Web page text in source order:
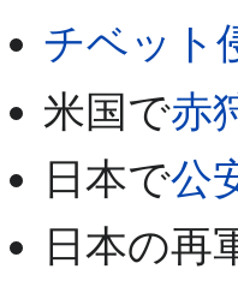
チベット
米国で赤
日本で公
日本の再